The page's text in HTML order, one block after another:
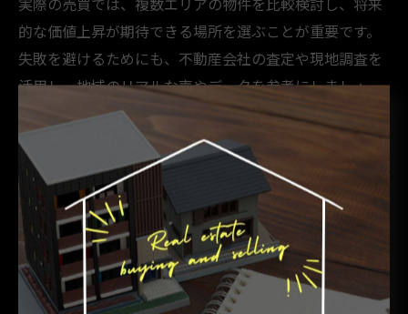
的な価値上昇が期待できる場所を選ぶことが重要です。
失敗を避けるためにも、不動産会社の査定や現地調査を
活用し、地域のリアルな声やデータを参考にしましょ
う。初心者は専門家のアドバイスを受けることで、安心
して取引を進めることができます。
安定資産を目指すなら不動産売買
の判断が重要